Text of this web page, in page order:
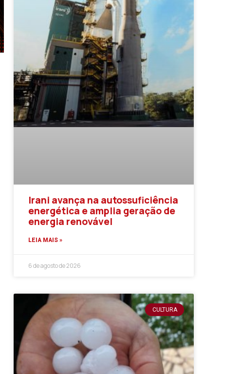
Irani avança na autossuficiência
energética e amplia geração de
energia renovável
LEIA MAIS »
6 de agosto de 2026
CULTURA